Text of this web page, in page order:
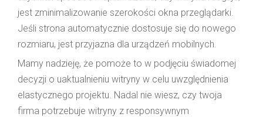
jest zminimalizowanie szerokości okna przeglądarki.
Jeśli strona automatycznie dostosuje się do nowego
rozmiaru, jest przyjazna dla urządzeń mobilnych.
Mamy nadzieję, że pomoże to w podjęciu świadomej
decyzji o uaktualnieniu witryny w celu uwzględnienia
elastycznego projektu. Nadal nie wiesz, czy twoja
firma potrzebuje witryny z responsywnym